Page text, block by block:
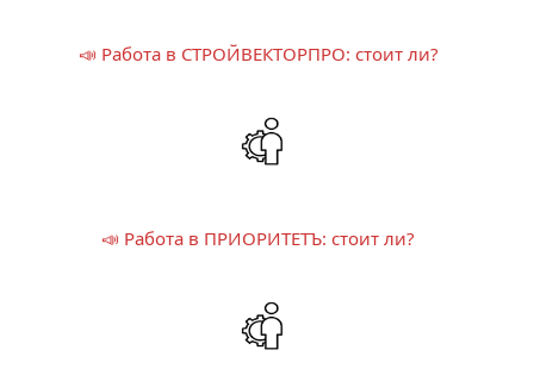
📣 Работа в СТРОЙВЕКТОРПРО: стоит ли?
📣 Работа в ПРИОРИТЕТЪ: стоит ли?